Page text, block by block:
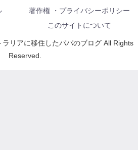
著作権 ・プライバシーポリシー
このサイトについて
リアに移住したパパのブログ All Rights
Reserved.